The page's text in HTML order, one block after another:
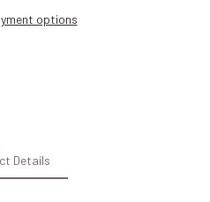
options
Details